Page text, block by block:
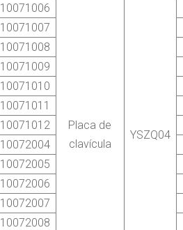
Placa de
clavícula
YSZQ04
10071006
10071007
10071008
10071009
10071010
10071011
10071012
10072004
10072005
10072006
10072007
10072008